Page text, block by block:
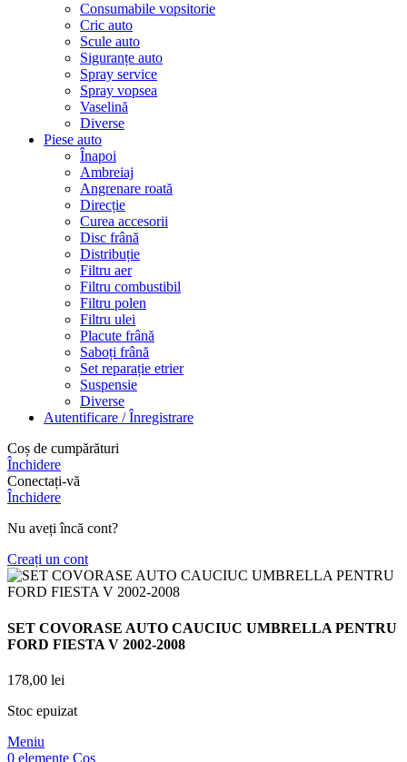
Consumabile vopsitorie
Cric auto
Scule auto
Siguranțe auto
Spray service
Spray vopsea
Vaselină
Diverse
Piese auto
Înapoi
Ambreiaj
Angrenare roată
Direcție
Curea accesorii
Disc frână
Distribuție
Filtru aer
Filtru combustibil
Filtru polen
Filtru ulei
Placute frână
Saboți frână
Set reparație etrier
Suspensie
Diverse
Autentificare / Înregistrare
Coș de cumpărături
Închidere
Conectați-vă
Închidere
Nu aveți încă cont?
Creați un cont
SET COVORASE AUTO CAUCIUC UMBRELLA PENTRU
FORD FIESTA V 2002-2008
178,00 lei
Stoc epuizat
Meniu
0 elemente Coș